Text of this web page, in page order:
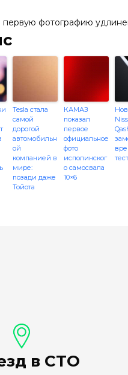
первую фотографию
Tesla стала
самой
дорогой
автомобильн
ой
компанией в
мире:
позади даже
Тойота
КАМАЗ
показал
первое
официальное
фото
исполинског
о самосвала
10×6
в СТО